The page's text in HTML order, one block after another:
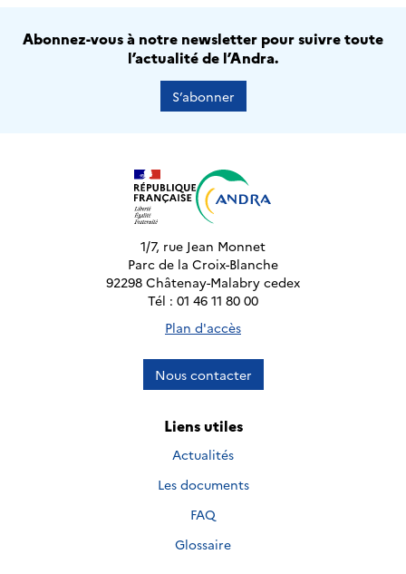
Abonnez-vous à notre newsletter pour suivre toute
l’actualité de l’Andra.
S’abonner
1/7, rue Jean Monnet
Parc de la Croix-Blanche
92298 Châtenay-Malabry cedex
Tél : 01 46 11 80 00
Plan d'accès
Nous contacter
Liens utiles
Actualités
Les documents
FAQ
Glossaire